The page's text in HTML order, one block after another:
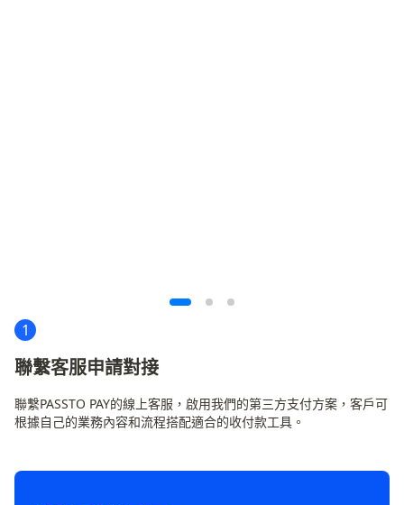
1
聯繫客服申請對接
聯繫PASSTO PAY的線上客服，啟用我們的第三方支付方案，客戶可
根據自己的業務內容和流程搭配適合的收付款工具。